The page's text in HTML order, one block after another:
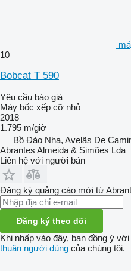
10
Bobcat T 590
Yêu cầu báo giá
Máy bốc xếp cỡ nhỏ
2018
1.795 m/giờ
Bồ Đào Nha, Avelãs De
Abrantes Almeida & Simões Lda
Liên hệ với người bán
Đăng ký quảng cáo mới từ
Đăng ký theo dõi
Khi nhấp vào đây, bạn đồng ý với
thuận người dùng của chúng tôi.